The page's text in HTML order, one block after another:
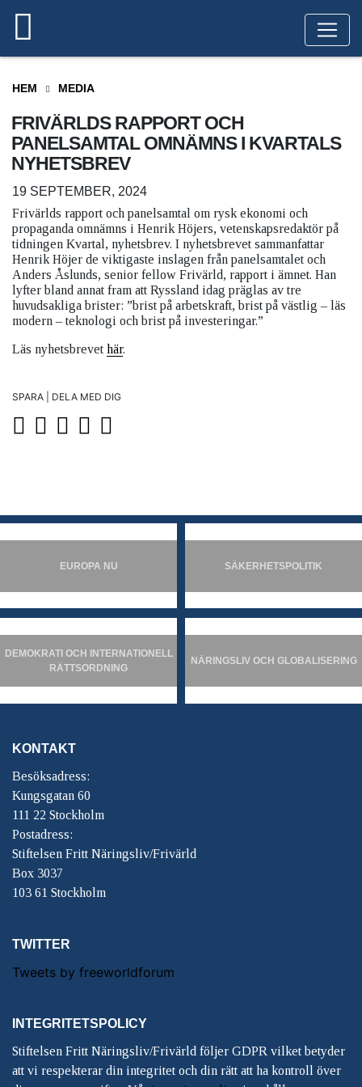
HEM MEDIA
FRIVÄRLDS RAPPORT OCH
PANELSAMTAL OMNÄMNS I KVARTALS
NYHETSBREV
19 SEPTEMBER, 2024
Frivärlds rapport och panelsamtal om rysk ekonomi och
propaganda omnämns i Henrik Höjers, vetenskapsredaktör på
tidningen Kvartal, nyhetsbrev. I nyhetsbrevet sammanfattar
Henrik Höjer de viktigaste inslagen från panelsamtalet och
Anders Åslunds, senior fellow Frivärld, rapport i ämnet. Han
lyfter bland annat fram att Ryssland idag präglas av tre
huvudsakliga brister: ”brist på arbetskraft, brist på västlig – läs
modern – teknologi och brist på investeringar.”
Läs nyhetsbrevet här.
SPARA | DELA MED DIG
EUROPA NU SÄKERHETSPOLITIK
DEMOKRATI OCH INTERNATIONELL
RÄTTSORDNING
NÄRINGSLIV OCH GLOBALISERING
KONTAKT
Besöksadress:
Kungsgatan 60
111 22 Stockholm
Postadress:
Stiftelsen Fritt Näringsliv/Frivärld
Box 3037
103 61 Stockholm
TWITTER
Tweets by freeworldforum
INTEGRITETSPOLICY
Stiftelsen Fritt Näringsliv/Frivärld följer GDPR vilket betyder
att vi respekterar din integritet och din rätt att ha kontroll över